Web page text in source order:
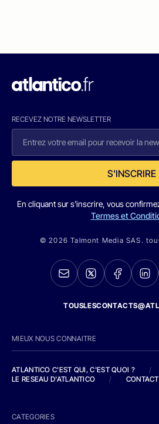
RECEVEZ NOTRE NEWSLETTER
S'INSCRIRE
En cliquant sur s'inscrire, vous
Termes et
© 2026 Talmont Media SAS.
MIEUX NOUS CONNAITRE
ATLANTICO C'EST QUI, C'EST QUOI ?
/
LE RESEAU D'ATLANTICO
/ CONTACT
CATEGORIES